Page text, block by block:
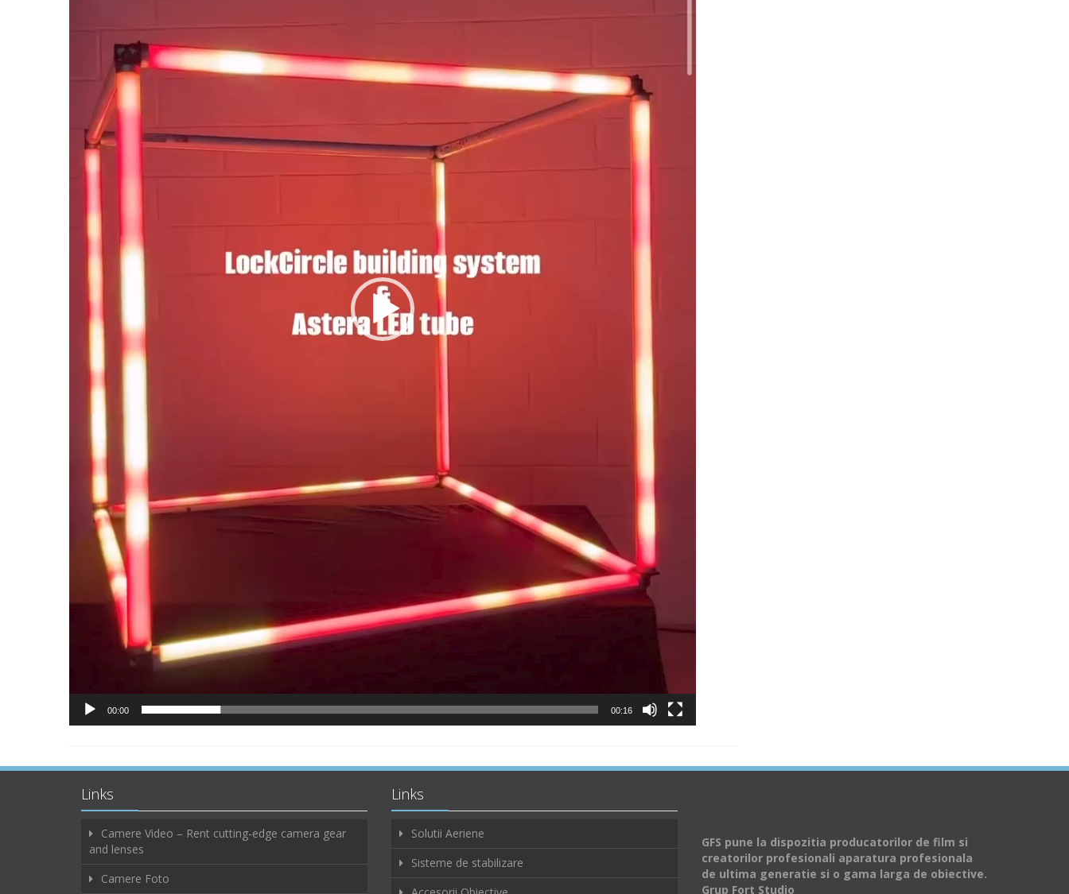
00:00 00:16
Links
Camere Video – Rent cutting-edge camera gear
and lenses
Camere Foto
Links
Solutii Aeriene
Sisteme de stabilizare
GFS pune la dispozitia producatorilor de film si
creatorilor profesionali aparatura profesionala
de ultima generatie si o gama larga de obiective.
Grup Fort Studio